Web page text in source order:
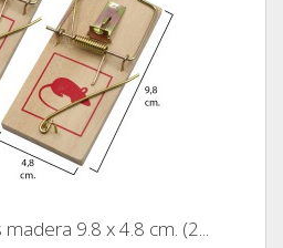
9.8 x 4.8 cm. (2...